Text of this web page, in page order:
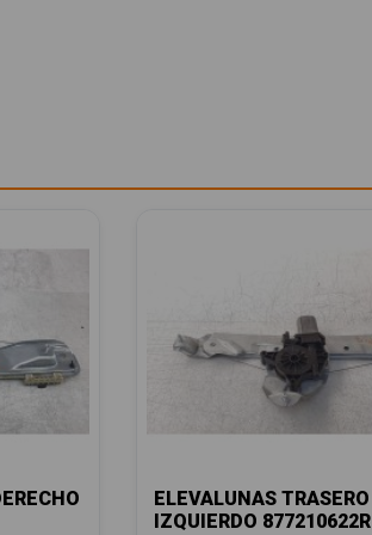
ELEVALUNAS TRASERO
IZQUIERDO 877210622R